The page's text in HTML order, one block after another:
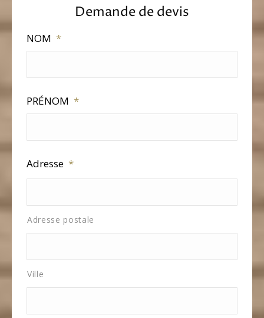
Demande de devis
NOM *
PRÉNOM *
Adresse *
Adresse postale
Ville